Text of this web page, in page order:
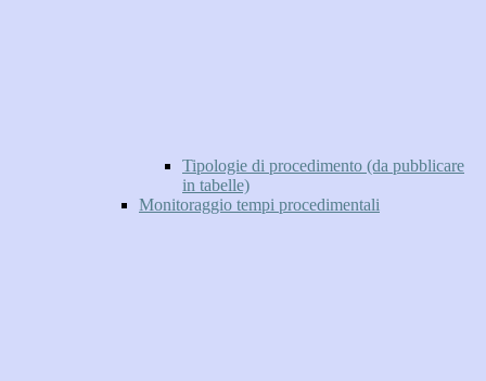
Tipologie di procedimento (da pubblicare
in tabelle)
Monitoraggio tempi procedimentali